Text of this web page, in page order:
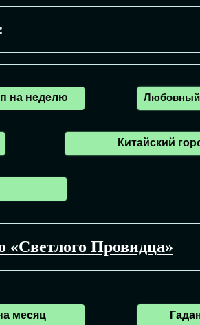
на неделю Любовный
Китайский
«Светлого Провидца»
месяц